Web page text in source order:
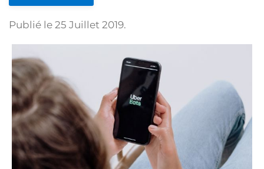
Publié le 25 Juillet 2019.